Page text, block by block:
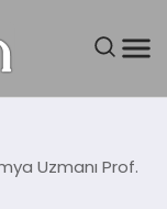
Uzmanı Prof.